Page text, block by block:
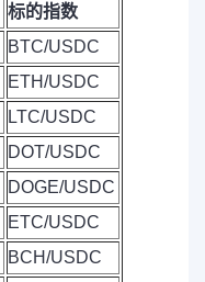
标的指数
BTC/USDC
ETH/USDC
LTC/USDC
DOT/USDC
DOGE/USDC
ETC/USDC
BCH/USDC